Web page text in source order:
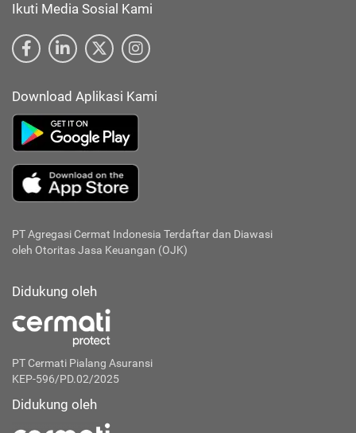
Ikuti Media Sosial Kami
Download Aplikasi Kami
PT Agregasi Cermat Indonesia Terdaftar dan Diawasi
oleh Otoritas Jasa Keuangan (OJK)
Didukung oleh
PT Cermati Pialang Asuransi
KEP-596/PD.02/2025
Didukung oleh